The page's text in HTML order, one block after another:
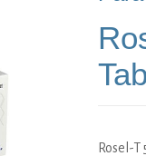
Rosel-T